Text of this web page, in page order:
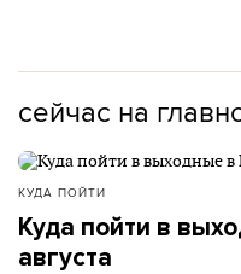
сейчас на
КУДА ПОЙТИ
Куда пойти в
августа